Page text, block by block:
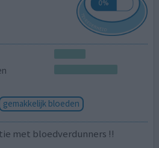
gemakkelijk bloeden
met bloedverdunners !!